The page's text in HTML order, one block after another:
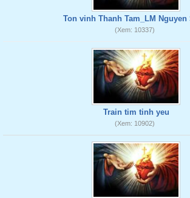
Ton vinh Thanh Tam_LM Nguyen
(Xem: 10337)
Train tim tinh yeu
(Xem: 10902)